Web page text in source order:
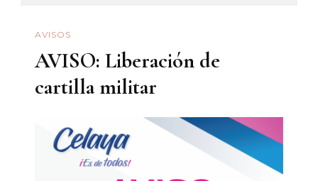
AVISOS
AVISO: Liberación de
cartilla militar